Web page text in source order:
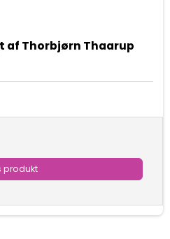
af Thorbjørn Thaarup
produkt